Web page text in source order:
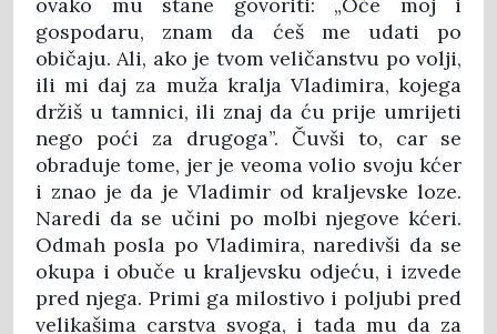
ovako mu stane govoriti: „Oče moj i
gospodaru, znam da ćeš me udati po
običaju. Ali, ako je tvom veličanstvu po volji,
ili mi daj za muža kralja Vladimira, kojega
držiš u tamnici, ili znaj da ću prije umrijeti
nego poći za drugoga”. Čuvši to, car se
obraduje tome, jer je veoma volio svoju kćer
i znao je da je Vladimir od kraljevske loze.
Naredi da se učini po molbi njegove kćeri.
Odmah posla po Vladimira, naredivši da se
okupa i obuče u kraljevsku odjeću, i izvede
pred njega. Primi ga milostivo i poljubi pred
velikašima carstva svoga, i tada mu da za